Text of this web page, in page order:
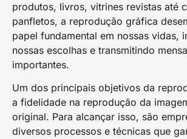
produtos, livros, vitrines revistas até
panfletos, a reprodução gráfica
papel fundamental em nossas vidas,
nossas escolhas e transmitindo
importantes.
Um dos principais objetivos da
a fidelidade na reprodução da
original. Para alcançar isso, são
diversos processos e técnicas que